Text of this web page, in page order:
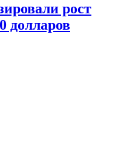
рост
долларов